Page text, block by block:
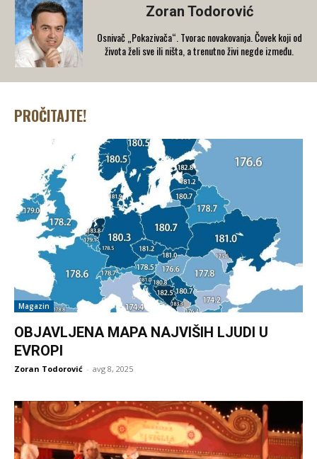
Zoran Todorović
Osnivač „Pokazivača“. Tvorac novakovanja. Čovek koji od
života želi sve ili ništa, a trenutno živi negde između.
PROČITAJTE!
Magazin
OBJAVLJENA MAPA NAJVIŠIH LJUDI U
EVROPI
Zoran Todorović - avg 8, 2025